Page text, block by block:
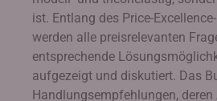
ist. Entlang des Price-
werden alle preisrelevanten
entsprechende
aufgezeigt und diskutiert. Das
Handlungsempfehlungen, deren